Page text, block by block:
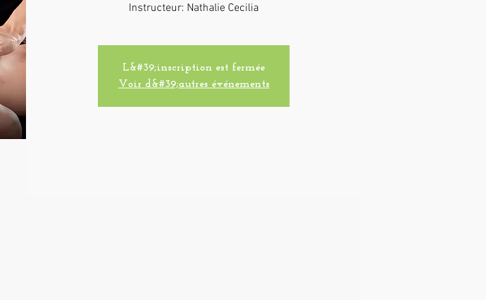
Instructeur: Nathalie Cecilia
L&#39;inscription est fermée
Voir d&#39;autres événements